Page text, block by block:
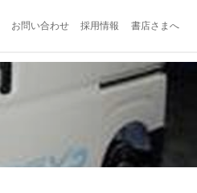
お問い合わせ 採用情報 書店さまへ